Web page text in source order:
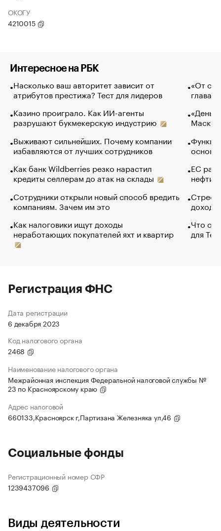
ОКОГУ
4210015
Интересное на РБК
Насколько ваш авторитет зависит от
атрибутов престижа? Тест для лидеров
Казино проиграло. Как ИИ-агенты
разрушают букмекерскую индустрию
Выживают сильнейших. Почему компании
избавляются от лучших сотрудников
Как банк Wildberries резко нарастил
кредиты селлерам до атак на склады
Сотрудники открыли новый способ вредить
компаниям. Зачем им это
Как налоговики ищут доходы
неработающих покупателей яхт и квартир
«От
глава
Маск в
основ
ЕС
нефти
Что
для
Регистрация ФНС
Дата регистрации
6 декабря 2023
Код налогового органа
2468
Наименование налогового органа
Межрайонная инспекция Федеральной налоговой службы №
23 по Красноярскому краю
Адрес налоговой
660133,Красноярск г,Партизана Железняка ул,46
Социальные фонды
Регистрационный номер СФР
1239437096
Виды деятельности